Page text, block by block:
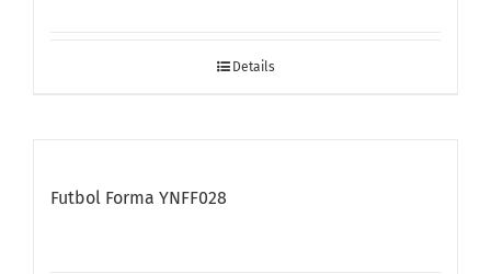
Details
Futbol Forma YNFF028